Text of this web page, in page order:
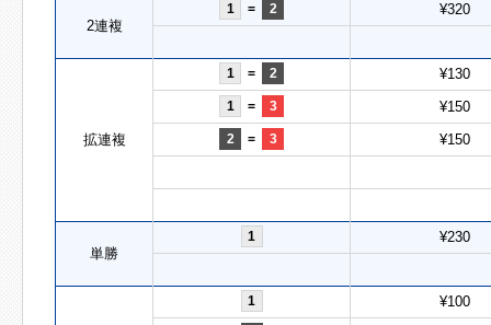
2連複
1 = 2 ¥320
拡連複
1 = 2 ¥130
1 = 3 ¥150
2 = 3 ¥150
単勝
1 ¥230
1 ¥100